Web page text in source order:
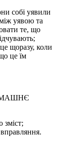
собі уявили
уявою та
те, що
щоразу, коли
це їм
зміст;